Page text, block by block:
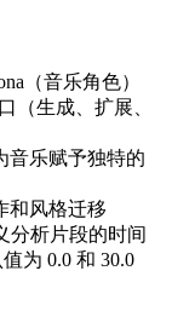
（音乐角色）
（生成、扩展、
音乐赋予独特的
和风格迁移
分析片段的时间
为 0.0 和 30.0